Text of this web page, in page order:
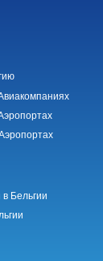
в Бельгии